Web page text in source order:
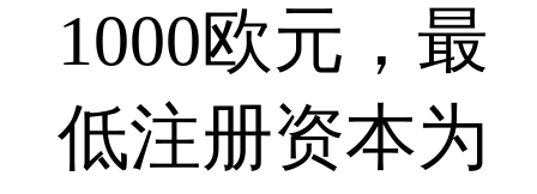
1000欧元，最
低注册资本为